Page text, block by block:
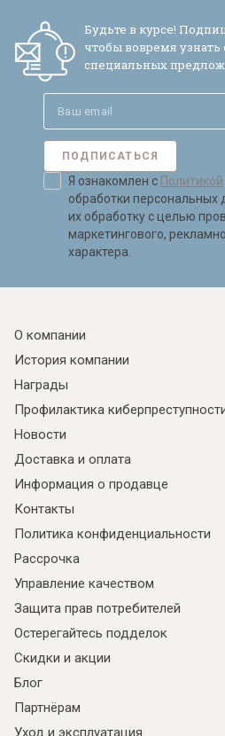
Будьте в курсе!
чтобы вовремя
специальных
ПОДПИСАТЬСЯ
Я ознакомлен с Политикой
обработки персональных
их обработку с целью
маркетингового,
характера.
О компании
История компании
Награды
Профилактика
Новости
Доставка и оплата
Информация о продавце
Контакты
Политика конфиденциальности
Рассрочка
Управление качеством
Защита прав потребителей
Остерегайтесь подделок
Скидки и акции
Блог
Партнёрам
Уход и эксплуатация